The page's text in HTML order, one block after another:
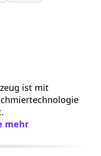
ist mit
mehr